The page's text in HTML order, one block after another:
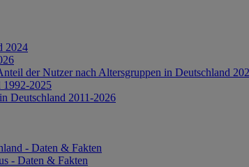
2024
der Nutzer nach Altersgruppen in Deutschland
1992-2025
Deutschland 2011-2026
- Daten & Fakten
- Daten & Fakten